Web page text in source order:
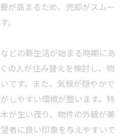
が高まるため、売却がスムー
。
どの新生活が始まる時期にあ
の人が住み替えを検討し、物
です。また、気候が穏やかで
しやすい環境が整います。特
が生い茂り、物件の外観が美
者に良い印象を与えやすいで